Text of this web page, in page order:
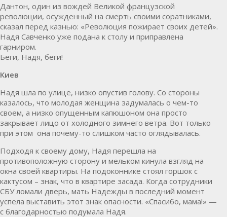
Дантон, один из вождей Великой французской
революции, осужденный на смерть своими соратниками,
сказал перед казнью: «Революция пожирает своих детей».
Надя Савченко уже подана к столу и приправлена
гарниром.
Беги, Надя, беги!
Киев
Надя шла по улице, низко опустив голову. Со стороны
казалось, что молодая женщина задумалась о чем-то
своем, а низко опущенным капюшоном она просто
закрывает лицо от холодного зимнего ветра. Вот только
при этом она почему-то слишком часто оглядывалась.
Подходя к своему дому, Надя перешла на
противоположную сторону и мельком кинула взгляд на
окна своей квартиры. На подоконнике стоял горшок с
кактусом – знак, что в квартире засада. Когда сотрудники
СБУ ломали дверь, мать Надежды в последний момент
успела выставить этот знак опасности. «Спасибо, мама!» —
с благодарностью подумала Надя.